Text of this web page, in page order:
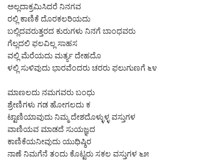
ಅಲ್ಲದಾಕ್ರಮಿಸಿದರೆ ನಿನಗವ
ರಲ್ಲಿ ಕಾಣಿಕೆ ದೊರಕಲರಿಯದು
ಬಲ್ಲಿದವರುತ್ತರದ ಕುರುಗಳು ನಿನಗೆ ಬಾಂಧವರು
ಗೆಲ್ಲದಲಿ ಫಲವಿಲ್ಲ ಸಾಹಸ
ವಲ್ಲಿ ಮೆರೆಯದು ಮರ್ತ್ಯ ದೇಹದೊ
ಳಲ್ಲಿ ಸುಳಿವುದು ಭಾರವೆಂದರು ಚರರು ಫಲುಗುಣಗೆ ೬೪
ಮಾಣಲದು ನಮಗವರು ಬಂಧು
ಶ್ರೇಣಿಗಳು ಗಡ ಹೋಗಲದು ಕ
ಟ್ಟಾಣಿಯಾವುದು ನಿಮ್ಮ ದೇಶದೊಳ್ಳುಳ್ಳ ವಸ್ತುಗಳ
ವಾಣಿಯವ ಮಾಡದೆ ಸುಯಜ್ಞದ
ಕಾಣಿಕೆಯನೀವುದು ಯುಧಿಷ್ಠಿರ
ನಾಣೆ ನಿಮಗೆನೆ ತಂದು ಕೊಟ್ಟರು ಸಕಲ ವಸ್ತುಗಳ ೬೫